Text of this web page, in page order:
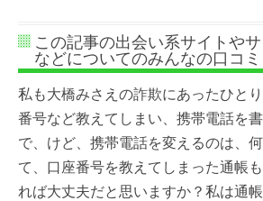
この記事の出会い系サイトや
などについてのみんなの口コミ
私も大橋みさえの詐欺にあったひと
番号など教えてしまい、携帯電話を
で、けど、携帯電話を変えるのは、
て、口座番号を教えてしまった通帳
れば大丈夫だと思いますか？私は通